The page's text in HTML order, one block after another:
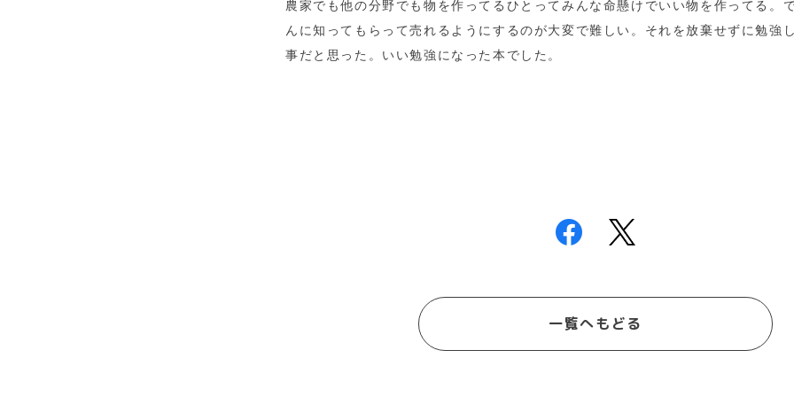
農家でも他の分野でも物を作ってるひとってみんな命懸けでいい物を作ってる。
んに知ってもらって売れるようにするのが大変で難しい。それを放棄せずに勉強
事だと思った。いい勉強になった本でした。
一覧へもどる